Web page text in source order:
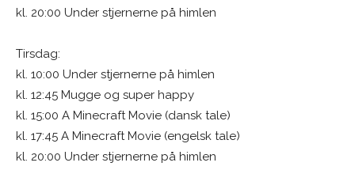
kl. 20:00 Under stjernerne på himlen
Tirsdag:
kl. 10:00 Under stjernerne på himlen
kl. 12:45 Mugge og super happy
kl. 15:00 A Minecraft Movie (dansk tale)
kl. 17:45 A Minecraft Movie (engelsk tale)
kl. 20:00 Under stjernerne på himlen